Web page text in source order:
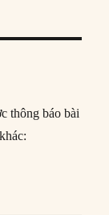
thông báo bài